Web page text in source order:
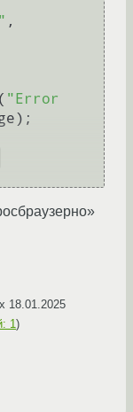
,
( "Error
);
18.01.2025
1)